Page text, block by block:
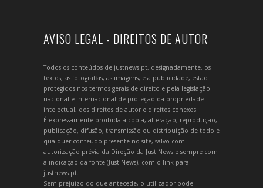
AVISO LEGAL - DIREITOS DE AUTOR
Todos os conteúdos de justnews.pt, designadamente, os
textos, as fotografias, as imagens, e a publicidade, estão
protegidos nos termos gerais de direito e pela legislação
nacional e internacional de proteção da propriedade
intelectual, dos direitos de autor e direitos conexos.
É expressamente proibida a cópia, alteração, reprodução,
publicação, difusão, transmissão ou distribuição de todo e
qualquer conteúdo presente no site, salvo com
autorização prévia da Direção da Just News e sempre com
a indicação da fonte (Just News), com o link para
justnews.pt.
Sem prejuízo do que antecede, o utilizador pode